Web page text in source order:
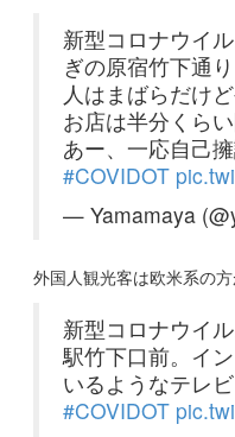
新型コロナウイ
ぎの原宿竹下通
人はまばらだけ
お店は半分くらい
あー、一応自己
#COVIDOT
— Yamamaya
外国人観光客は欧米系の
新型コロナウイ
駅竹下口前。イ
いるようなテレビ
#COVIDOT